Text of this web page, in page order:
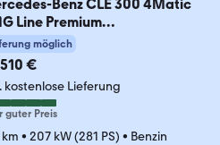
Benz CLE 300 4Matic
Line Premium
möglich
€
kostenlose Lieferung
guter Preis
km • 207 kW (281 PS) • Benzin